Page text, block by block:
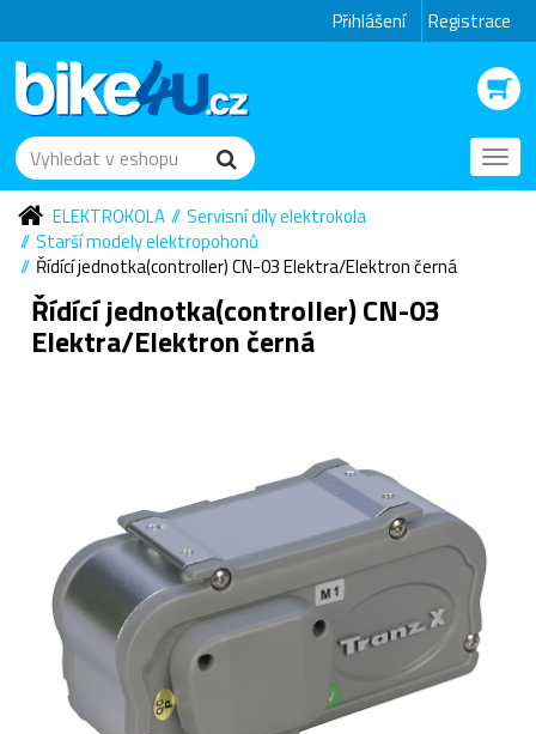
Přihlášení Registrace
ELEKTROKOLA
Servisní díly elektrokola
Starší modely elektropohonů
Řídící jednotka(controller) CN-03 Elektra/Elektron černá
Řídící jednotka(controller) CN-03
Elektra/Elektron černá